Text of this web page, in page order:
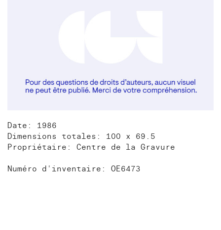
Date: 1986
Dimensions totales: 100 x 69.5
Propriétaire: Centre de la Gravure
Numéro d'inventaire: OE6473